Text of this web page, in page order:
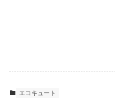
エコキュート